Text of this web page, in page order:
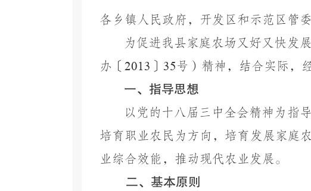
各乡镇人民政府，开发区和示范区管
为促进我县家庭农场又好又快发
办〔 2013 〕 35号）精神，结合实际，
一、指导思想
以党的十八届三中全会精神为指
培育职业农民为方向，培育发展家庭
业综合效能，推动现代农业发展。
二、基本原则